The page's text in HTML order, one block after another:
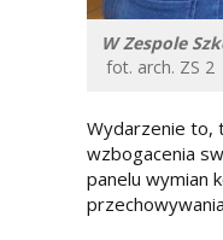
W Zespole
fot. arch. ZS 2
Wydarzenie to,
wzbogacenia
panelu wymian